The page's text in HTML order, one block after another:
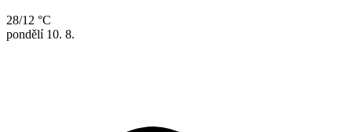
28/12 °C
pondělí 10. 8.